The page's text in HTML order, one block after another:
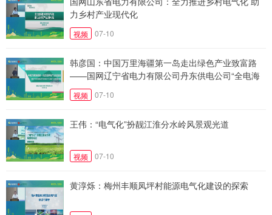
力乡村产业现代化
视频 07-10
韩彦国：中国万里海疆第一岛走出绿色产业致富路
——国网辽宁省电力有限公司丹东供电公司“全电海
岛”清洁用能示范项目
视频 07-10
王伟：“电气化”扮靓江淮分水岭风景观光道
视频 07-10
黄淳烁：梅州丰顺凤坪村能源电气化建设的探索